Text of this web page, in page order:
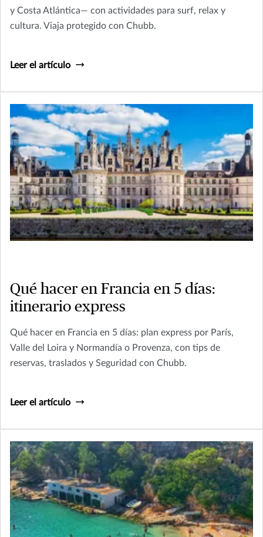
y Costa Atlántica— con actividades para surf, relax y
cultura. Viaja protegido con Chubb.
Leer el artículo
Qué hacer en Francia en 5 días:
itinerario express
Qué hacer en Francia en 5 días: plan express por París,
Valle del Loira y Normandía o Provenza, con tips de
reservas, traslados y Seguridad con Chubb.
Leer el artículo